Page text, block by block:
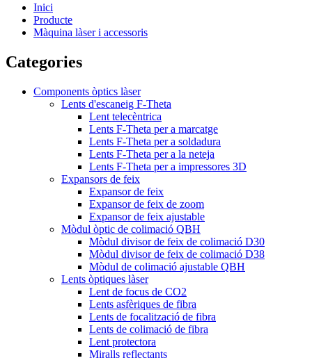
Inici
Producte
Màquina làser i accessoris
Categories
Components òptics làser
Lents d'escaneig F-Theta
Lent telecèntrica
Lents F-Theta per a marcatge
Lents F-Theta per a soldadura
Lents F-Theta per a la neteja
Lents F-Theta per a impressores 3D
Expansors de feix
Expansor de feix
Expansor de feix de zoom
Expansor de feix ajustable
Mòdul òptic de colimació QBH
Mòdul divisor de feix de colimació D30
Mòdul divisor de feix de colimació D38
Mòdul de colimació ajustable QBH
Lents òptiques làser
Lent de focus de CO2
Lents asfèriques de fibra
Lents de focalització de fibra
Lents de colimació de fibra
Lent protectora
Miralls reflectants